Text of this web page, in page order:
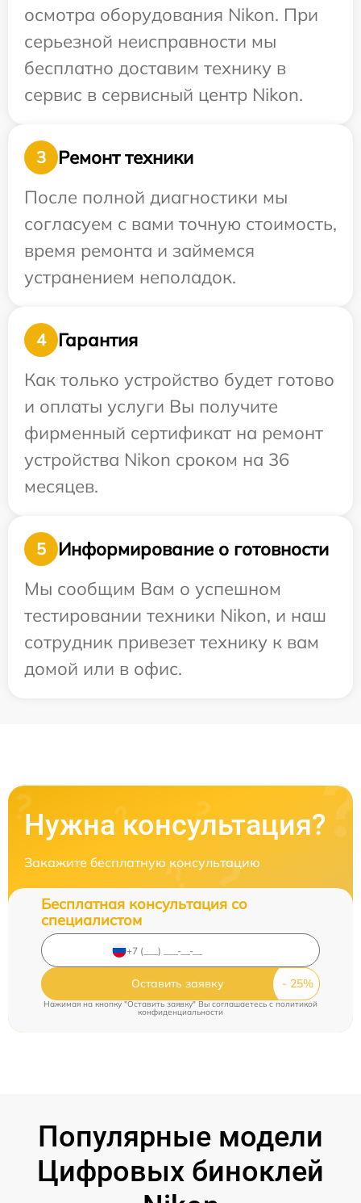
осмотра оборудования Nikon. При
серьезной неисправности мы
бесплатно доставим технику в
сервис в сервисный центр Nikon.
3
Ремонт техники
После полной диагностики мы
согласуем с вами точную стоимость,
время ремонта и займемся
устранением неполадок.
4
Гарантия
Как только устройство будет готово
и оплаты услуги Вы получите
фирменный сертификат на ремонт
устройства Nikon сроком на 36
месяцев.
5
Информирование о готовности
Мы сообщим Вам о успешном
тестировании техники Nikon, и наш
сотрудник привезет технику к вам
домой или в офис.
Нужна консультация?
Закажите бесплатную консультацию
Бесплатная консультация со
специалистом
Оставить заявку
Нажимая на кнопку "Оставить заявку" Вы соглашаетесь c политикой
конфиденциальности
Популярные модели
Цифровых биноклей